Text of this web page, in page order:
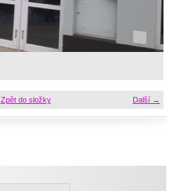
Další →
Zpět do složky